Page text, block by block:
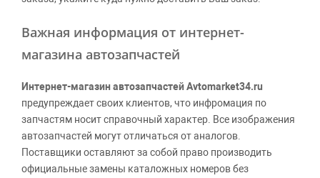
Важная информация от интернет-
магазина автозапчастей
Интернет-магазин автозапчастей Avtomarket34.ru
предупреждает своих клиентов, что инфромация по
запчастям носит справочный характер. Все изображения
автозапчастей могут отличаться от аналогов.
Поставщики оставляют за собой право производить
официальные замены каталожных номеров без